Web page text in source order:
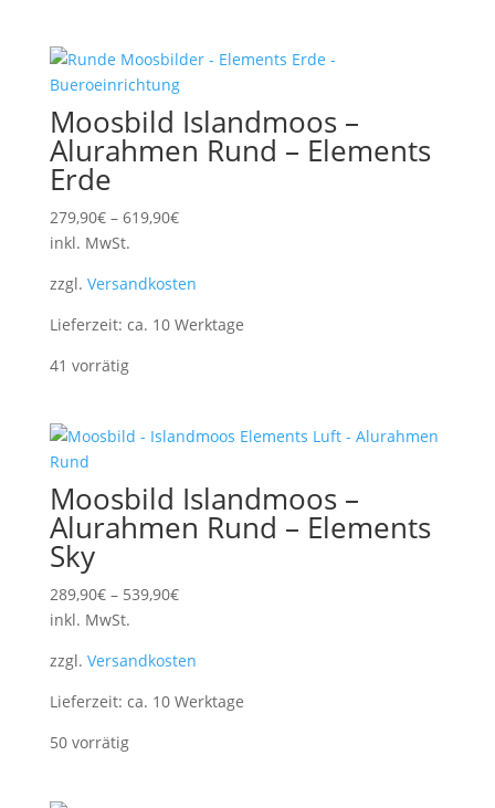
Moosbild Islandmoos –
Alurahmen Rund – Elements
Erde
279,90€– 619,90€
inkl. MwSt.
zzgl. Versandkosten
Lieferzeit: ca. 10 Werktage
41 vorrätig
Moosbild Islandmoos –
Alurahmen Rund – Elements
Sky
289,90€– 539,90€
inkl. MwSt.
zzgl. Versandkosten
Lieferzeit: ca. 10 Werktage
50 vorrätig